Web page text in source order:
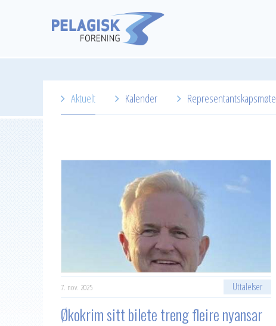
Aktuelt Kalender Representantskapsmøte
2023
2021
2020
2018
7. nov. 2025 Uttalelser
Økokrim sitt bilete treng fleire nyansar